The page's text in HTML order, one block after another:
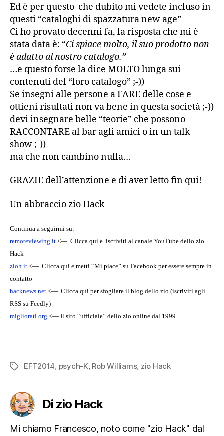
Ed è per questo che dubito mi vedete incluso in
questi “cataloghi di spazzatura new age”
Ci ho provato decenni fa, la risposta che mi è
stata data è: “Ci spiace molto, il suo prodotto non
è adatto al nostro catalogo.”
…e questo forse la dice MOLTO lunga sui
contenuti del “loro catalogo” ;-))
Se insegni alle persone a FARE delle cose e
ottieni risultati non va bene in questa società ;-))
devi insegnare belle “teorie” che possono
RACCONTARE al bar agli amici o in un talk
show ;-))
ma che non cambino nulla…
GRAZIE dell’attenzione e di aver letto fin qui!
Un abbraccio zio Hack
Continua a seguirmi su:
remoteviewing.it <— Clicca qui e iscriviti al canale YouTube dello zio
Hack
zioh.it <— Clicca qui e metti “Mi piace” su Facebook per essere sempre in
contatto
hacknews.net <— Clicca qui per sfogliare il blog dello zio (iscriviti agli
RSS su Feedly)
migliorati.org <— Il sito “ufficiale” dello zio online dal 1999
Tag EFT2014 psych-K Rob Williams, zio Hack
Di zio Hack
Mi chiamo Francesco, noto come "zio Hack" dal